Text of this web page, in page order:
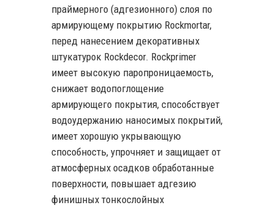
праймерного (адгезионного) слоя по
армирующему покрытию Rockmortar,
перед нанесением декоративных
штукатурок Rockdecor. Rockprimer
имеет высокую паропроницаемость,
снижает водопоглощение
армирующего покрытия, способствует
водоудержанию наносимых покрытий,
имеет хорошую укрывающую
способность, упрочняет и защищает от
атмосферных осадков обработанные
поверхности, повышает адгезию
финишных тонкослойных